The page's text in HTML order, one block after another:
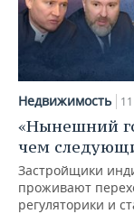
Недвижимость
«Нынешний
чем
Застройщики
проживают
регуляторики и